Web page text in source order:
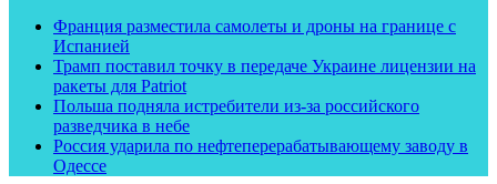
Франция разместила самолеты и дроны на границе с
Испанией
Трамп поставил точку в передаче Украине лицензии на
ракеты для Patriot
Польша подняла истребители из-за российского
разведчика в небе
Россия ударила по нефтеперерабатывающему заводу в
Одессе